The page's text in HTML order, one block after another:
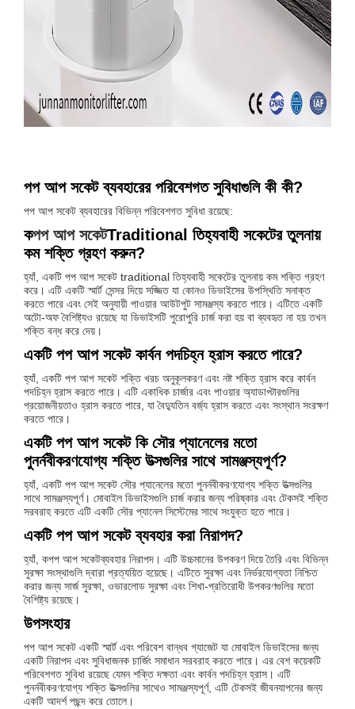
পপ আপ সকেট ব্যবহারের পরিবেশগত সুবিধাগুলি কী কী?
পপ আপ সকেট ব্যবহারের বিভিন্ন পরিবেশগত সুবিধা রয়েছে:
কপপ আপ সকেটTraditional তিহ্যবাহী সকেটের তুলনায়
কম শক্তি গ্রহণ করুন?
হ্যাঁ, একটি পপ আপ সকেট traditional তিহ্যবাহী সকেটের তুলনায় কম শক্তি গ্রহণ
করে। এটি একটি স্মার্ট সেন্সর দিয়ে সজ্জিত যা কোনও ডিভাইসের উপস্থিতি সনাক্ত
করতে পারে এবং সেই অনুযায়ী পাওয়ার আউটপুট সামঞ্জস্য করতে পারে। এটিতে একটি
অটো-অফ বৈশিষ্ট্যও রয়েছে যা ডিভাইসটি পুরোপুরি চার্জ করা হয় বা ব্যবহৃত না হয় তখন
শক্তি বন্ধ করে দেয়।
একটি পপ আপ সকেট কার্বন পদচিহ্ন হ্রাস করতে পারে?
হ্যাঁ, একটি পপ আপ সকেট শক্তি খরচ অনুকূলকরণ এবং নষ্ট শক্তি হ্রাস করে কার্বন
পদচিহ্ন হ্রাস করতে পারে। এটি একাধিক চার্জার এবং পাওয়ার অ্যাডাপ্টারগুলির
প্রয়োজনীয়তাও হ্রাস করতে পারে, যা বৈদ্যুতিন বর্জ্য হ্রাস করতে এবং সংস্থান সংরক্ষণ
করতে পারে।
একটি পপ আপ সকেট কি সৌর প্যানেলের মতো
পুনর্নবীকরণযোগ্য শক্তি উত্সগুলির সাথে সামঞ্জস্যপূর্ণ?
হ্যাঁ, একটি পপ আপ সকেট সৌর প্যানেলের মতো পুনর্নবীকরণযোগ্য শক্তি উত্সগুলির
সাথে সামঞ্জস্যপূর্ণ। মোবাইল ডিভাইসগুলি চার্জ করার জন্য পরিষ্কার এবং টেকসই শক্তি
সরবরাহ করতে এটি একটি সৌর প্যানেল সিস্টেমের সাথে সংযুক্ত হতে পারে।
একটি পপ আপ সকেট ব্যবহার করা নিরাপদ?
হ্যাঁ, কপপ আপ সকেটব্যবহার নিরাপদ। এটি উচ্চমানের উপকরণ দিয়ে তৈরি এবং বিভিন্ন
সুরক্ষা সংস্থাগুলি দ্বারা প্রত্যয়িত হয়েছে। এটিতে সুরক্ষা এবং নির্ভরযোগ্যতা নিশ্চিত
করার জন্য সার্জ সুরক্ষা, ওভারলোড সুরক্ষা এবং শিখা-প্রতিরোধী উপকরণগুলির মতো
বৈশিষ্ট্য রয়েছে।
উপসংহার
পপ আপ সকেট একটি স্মার্ট এবং পরিবেশ বান্ধব গ্যাজেট যা মোবাইল ডিভাইসের জন্য
একটি নিরাপদ এবং সুবিধাজনক চার্জিং সমাধান সরবরাহ করতে পারে। এর বেশ কয়েকটি
পরিবেশগত সুবিধা রয়েছে যেমন শক্তি দক্ষতা এবং কার্বন পদচিহ্ন হ্রাস। এটি
পুনর্নবীকরণযোগ্য শক্তি উত্সগুলির সাথেও সামঞ্জস্যপূর্ণ, এটি টেকসই জীবনযাপনের জন্য
একটি আদর্শ পছন্দ করে তোলে।